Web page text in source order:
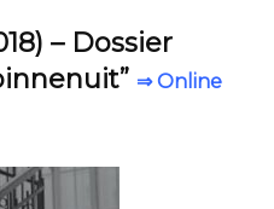
– Dossier
⇒ Online